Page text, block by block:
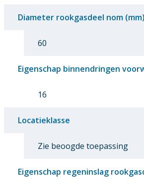
Diameter rookgasdeel nom (mm)
60
Eigenschap binnendringen
16
Locatieklasse
Zie beoogde toepassing
Eigenschap regeninslag